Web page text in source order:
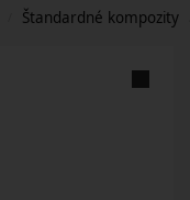
Štandardné kompozity